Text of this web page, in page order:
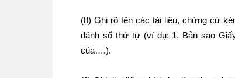
(8) Ghi rõ tên các tài liệu, chứng cứ
đánh số thứ tự (ví dụ: 1. Bản sao
của….).